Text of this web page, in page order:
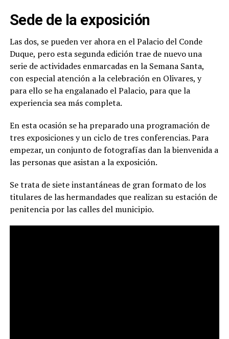
Sede de la exposición
Las dos, se pueden ver ahora en el Palacio del Conde
Duque, pero esta segunda edición trae de nuevo una
serie de actividades enmarcadas en la Semana Santa,
con especial atención a la celebración en Olivares, y
para ello se ha engalanado el Palacio, para que la
experiencia sea más completa.
En esta ocasión se ha preparado una programación de
tres exposiciones y un ciclo de tres conferencias. Para
empezar, un conjunto de fotografías dan la bienvenida a
las personas que asistan a la exposición.
Se trata de siete instantáneas de gran formato de los
titulares de las hermandades que realizan su estación de
penitencia por las calles del municipio.